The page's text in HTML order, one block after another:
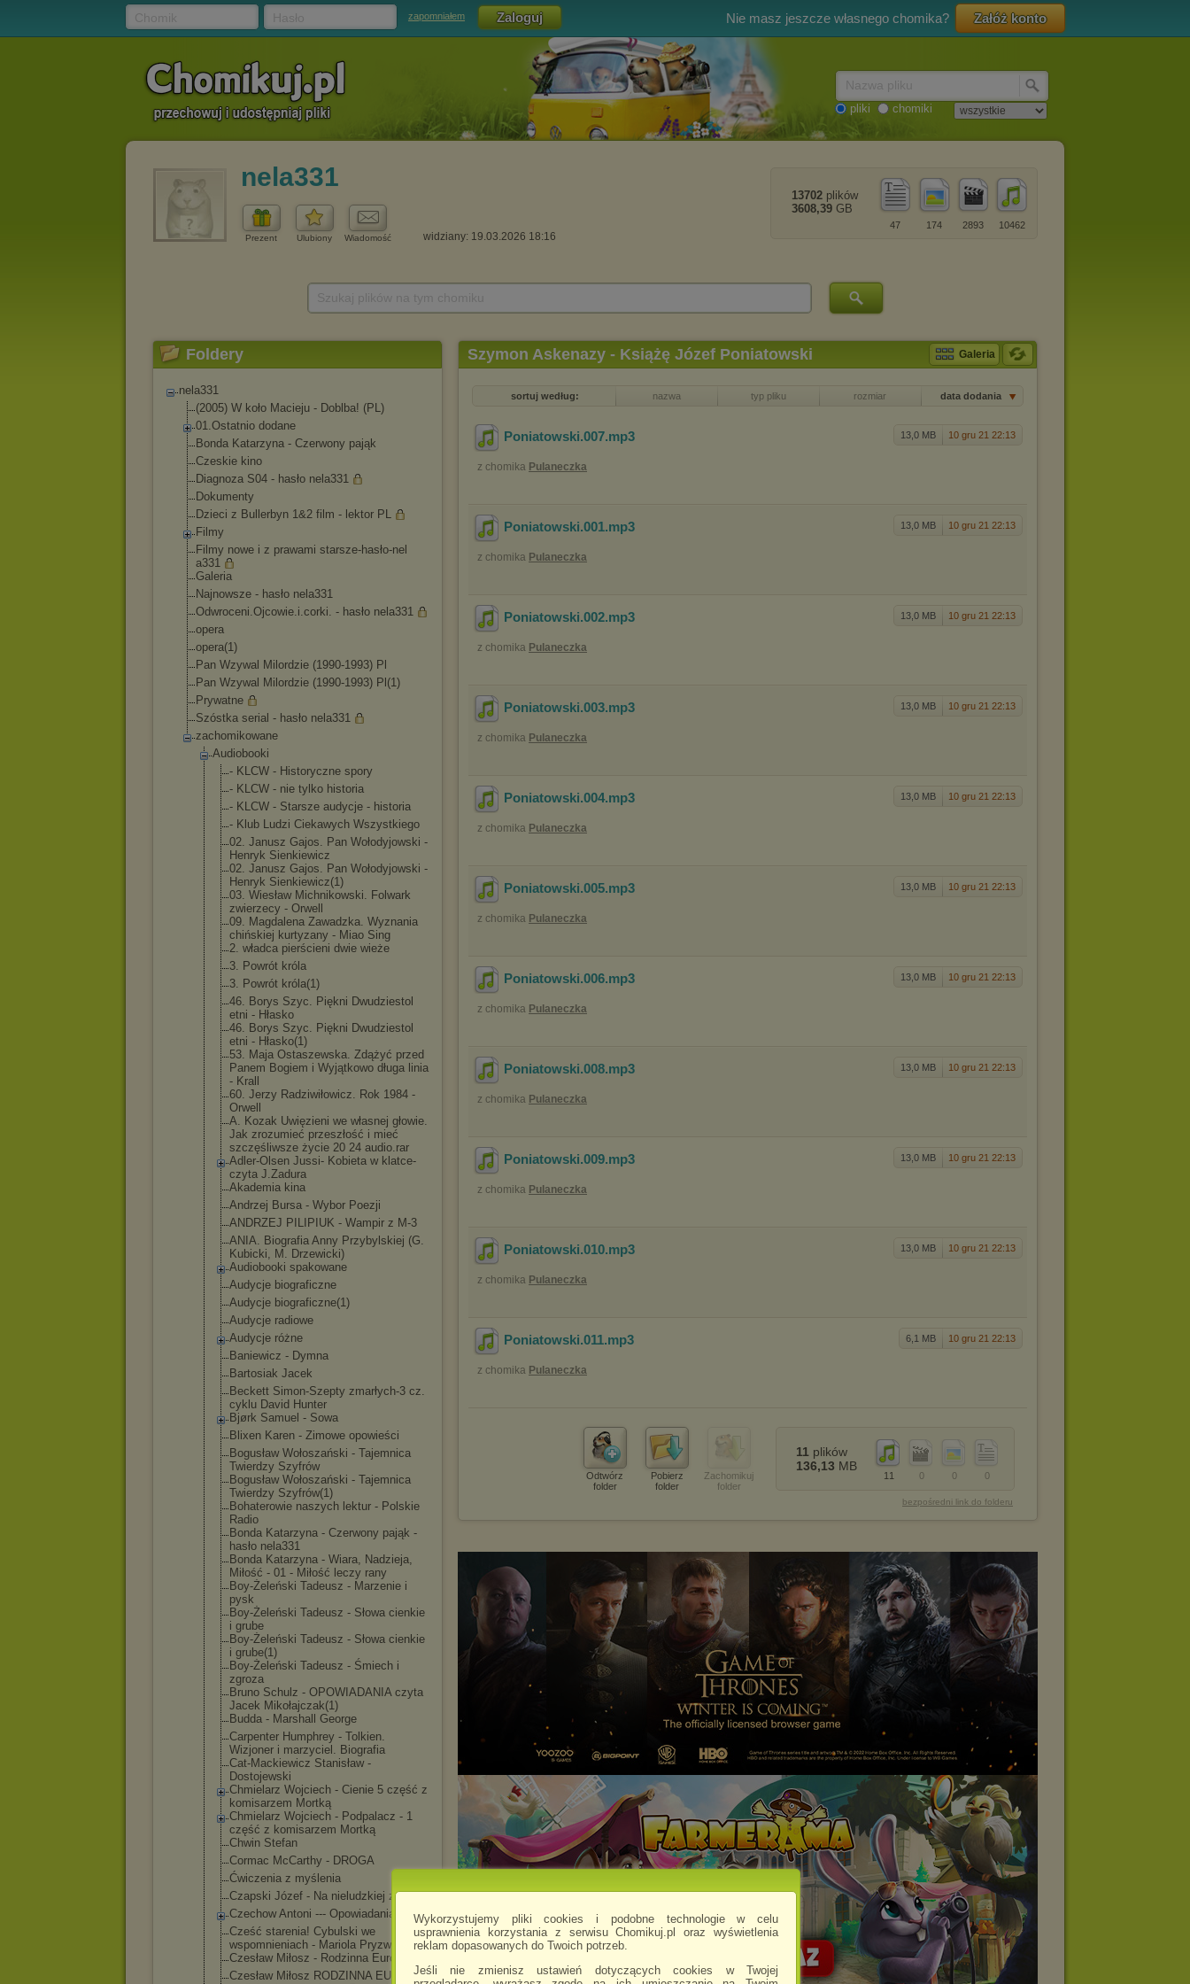
Wykorzystujemy pliki cookies i podobne technologie w celu
usprawnienia korzystania z serwisu Chomikuj.pl oraz wyświetlenia
reklam dopasowanych do Twoich potrzeb.
Jeśli nie zmienisz ustawień dotyczących cookies w Twojej
zapomniałem Nie masz jeszcze własnego chomika? Załóż konto
pliki chomiki
nela331
Prezent Ulubiony Wiadomość widziany: 19.03.2026 18:16
10462
2893
174
47
13702 plików
3608,39 GB
Foldery
nela331
(2005) W koło Macieju - Doblba! (PL)
01.Ostatnio dodane
Bonda Katarzyna - Czerwony pająk
Czeskie kino
Diagnoza S04 - hasło nela331
Dokumenty
Dzieci z Bullerbyn 1&2 film - lektor PL
Filmy
Filmy nowe i z prawami starsze-hasło-nel
a331
Galeria
Najnowsze - hasło nela331
Odwroceni.Ojcowie.i.corki. - hasło nela331
opera
opera(1)
Pan Wzywal Milordzie (1990-1993) Pl
Pan Wzywal Milordzie (1990-1993) Pl(1)
Prywatne
Szóstka serial - hasło nela331
zachomikowane
Audiobooki
- KLCW - Historyczne spory
- KLCW - nie tylko historia
- KLCW - Starsze audycje - historia
- Klub Ludzi Ciekawych Wszystkiego
02. Janusz Gajos. Pan Wołodyjowski -
Henryk Sienkiewicz
02. Janusz Gajos. Pan Wołodyjowski -
Henryk Sienkiewicz(1)
03. Wiesław Michnikowski. Folwark
zwierzecy - Orwell
09. Magdalena Zawadzka. Wyznania
chińskiej kurtyzany - Miao Sing
2. władca pierścieni dwie wieże
3. Powrót króla
3. Powrót króla(1)
46. Borys Szyc. Piękni Dwudziestol
etni - Hłasko
46. Borys Szyc. Piękni Dwudziestol
etni - Hłasko(1)
53. Maja Ostaszewska. Zdążyć przed
Panem Bogiem i Wyjątkowo długa linia
- Krall
60. Jerzy Radziwiłowicz. Rok 1984 -
Orwell
A. Kozak Uwięzieni we własnej głowie.
Jak zrozumieć przeszłość i mieć
szczęśliwsze życie 20 24 audio.rar
Adler-Olsen Jussi- Kobieta w klatce-
czyta J.Zadura
Akademia kina
Andrzej Bursa - Wybor Poezji
ANDRZEJ PILIPIUK - Wampir z M-3
ANIA. Biografia Anny Przybylskiej (G.
Kubicki, M. Drzewicki)
Audiobooki spakowane
Audycje biograficzne
Audycje biograficzne(1)
Audycje radiowe
Audycje różne
Baniewicz - Dymna
Bartosiak Jacek
Beckett Simon-Szepty zmarłych-3 cz.
cyklu David Hunter
Bjørk Samuel - Sowa
Blixen Karen - Zimowe opowieści
Bogusław Wołoszański - Tajemnica
Twierdzy Szyfrów
Bogusław Wołoszański - Tajemnica
Twierdzy Szyfrów(1)
Bohaterowie naszych lektur - Polskie
Radio
Bonda Katarzyna - Czerwony pająk -
hasło nela331
Bonda Katarzyna - Wiara, Nadzieja,
Miłość - 01 - Miłość leczy rany
Boy-Żeleński Tadeusz - Marzenie i
pysk
Boy-Żeleński Tadeusz - Słowa cienkie
i grube
Boy-Żeleński Tadeusz - Słowa cienkie
i grube(1)
Boy-Żeleński Tadeusz - Śmiech i
zgroza
Bruno Schulz - OPOWIADANIA czyta
Jacek Mikołajczak(1)
Budda - Marshall George
Carpenter Humphrey - Tolkien.
Wizjoner i marzyciel. Biografia
Cat-Mackiewicz Stanisław -
Dostojewski
Chmielarz Wojciech - Cienie 5 część z
komisarzem Mortką
Chmielarz Wojciech - Podpalacz - 1
część z komisarzem Mortką
Chwin Stefan
Cormac McCarthy - DROGA
Ćwiczenia z myślenia
Czapski Józef - Na nieludzkiej ziemi
Czechow Antoni --- Opowiadania
Cześć starenia! Cybulski we
wspomnieniach - Mariola Pryzwan
Czesław Miłosz - Rodzinna Europa
Czesław Miłosz RODZINNA EUROPA
Szymon Askenazy - Książę Józef Poniatowski Galeria
sortuj według: nazwa typ pliku rozmiar data dodania
13,0 MB 10 gru 21 22:13
Poniatowski.007.mp3
z chomika Pulaneczka
13,0 MB 10 gru 21 22:13
Poniatowski.001.mp3
z chomika Pulaneczka
13,0 MB 10 gru 21 22:13
Poniatowski.002.mp3
z chomika Pulaneczka
13,0 MB 10 gru 21 22:13
Poniatowski.003.mp3
z chomika Pulaneczka
13,0 MB 10 gru 21 22:13
Poniatowski.004.mp3
z chomika Pulaneczka
13,0 MB 10 gru 21 22:13
Poniatowski.005.mp3
z chomika Pulaneczka
13,0 MB 10 gru 21 22:13
Poniatowski.006.mp3
z chomika Pulaneczka
13,0 MB 10 gru 21 22:13
Poniatowski.008.mp3
z chomika Pulaneczka
13,0 MB 10 gru 21 22:13
Poniatowski.009.mp3
z chomika Pulaneczka
13,0 MB 10 gru 21 22:13
Poniatowski.010.mp3
z chomika Pulaneczka
6,1 MB 10 gru 21 22:13
Poniatowski.011.mp3
z chomika Pulaneczka
Odtwórz
folder
Pobierz
folder
Zachomikuj
folder
0
0
0
11
11 plików
136,13 MB
bezpośredni link do folderu